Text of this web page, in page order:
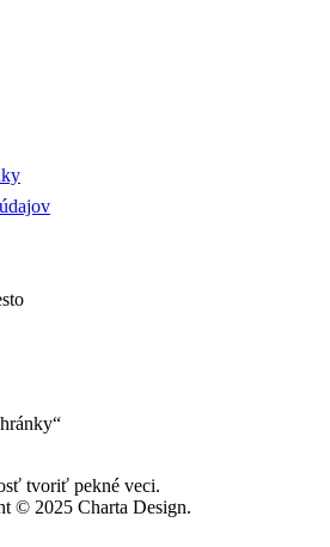
tvoriť pekné veci.
© 2025 Charta Design.